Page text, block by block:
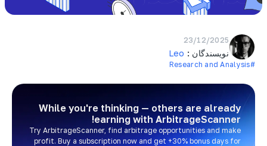
23/12/2025
نویسندگان : Leo
#Research and Analysis
While you're thinking — others are already
earning with ArbitrageScanner!
Try ArbitrageScanner, find arbitrage opportunities and make
profit. Buy a subscription now and get +30% bonus days for